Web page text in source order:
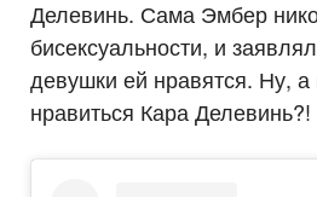
Делевинь. Сама Эмбер
бисексуальности, и
девушки ей нравятся. Ну, а
нравиться Кара Делевинь?!